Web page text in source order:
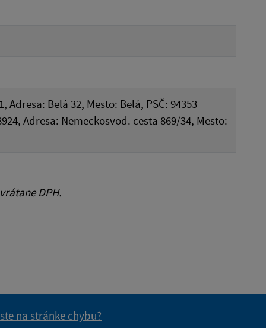
Adresa: Belá 32, Mesto: Belá, PSČ: 94353
Adresa: Nemeckosvod. cesta 869/34, Mesto:
DPH.
na stránke chybu?